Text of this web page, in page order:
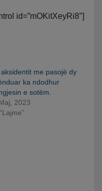
id=”mOKitXeyRi8″]
aksidentit me pasojë dy
ka ndodhur
e sotëm.
2023